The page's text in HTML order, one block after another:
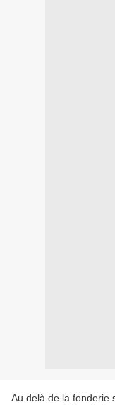
Au delà de la fonderie